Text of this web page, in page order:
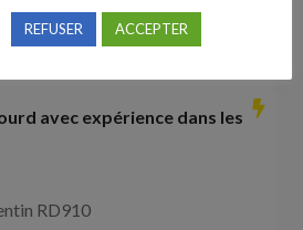
avec expérience dans les
RD910
REFUSER ACCEPTER